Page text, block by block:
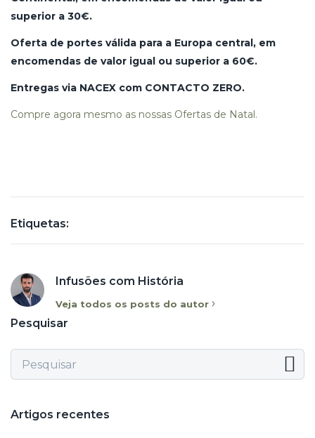
superior a 30€.
Oferta de portes válida para a Europa central, em
encomendas de valor igual ou superior a 60€.
Entregas via NACEX com CONTACTO ZERO.
Compre agora mesmo as nossas Ofertas de Natal.
Etiquetas:
Infusões com História
Veja todos os posts do autor
Pesquisar
Artigos recentes